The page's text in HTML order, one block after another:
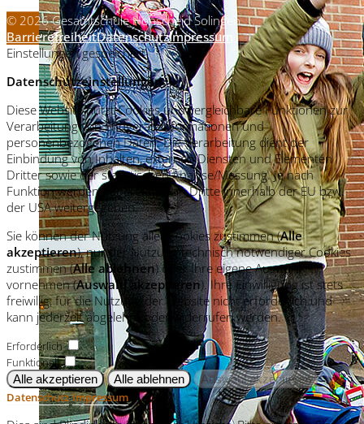
© 2026 Gesamtschule Höhscheid Solingen
BarrierefreiheitDatenschutzImpressum
Einstellungen gespeichert
Datenschutzeinstellungen
Diese Website nutzt Cookies und vergleichbare Funktionen zur
Verarbeitung von Endgeräteinformationen und
personenbezogenen Daten. Die Verarbeitung dient der
Einbindung von Inhalten, externen Diensten und Elementen
Dritter sowie der statistischen Analyse/Messung. Je nach
Funktion werden dabei Daten an Dritte innerhalb der EU bzw.
der USA weitergegeben.
Sie können der Nutzung aller Cookies zustimmen (Alle
akzeptieren), nur der Nutzung technisch notwendiger Cookies
zustimmen (Alle ablehnen) oder Ihre eigene Auswahl
vornehmen (Auswahl akzeptieren). Ihre Einwilligung ist stets
freiwillig, für die Nutzung der Website nicht erforderlich und
kann jederzeit abgelehnt oder widerrufen werden.
Erforderlich
Funktionell
Datenschutz Impressum